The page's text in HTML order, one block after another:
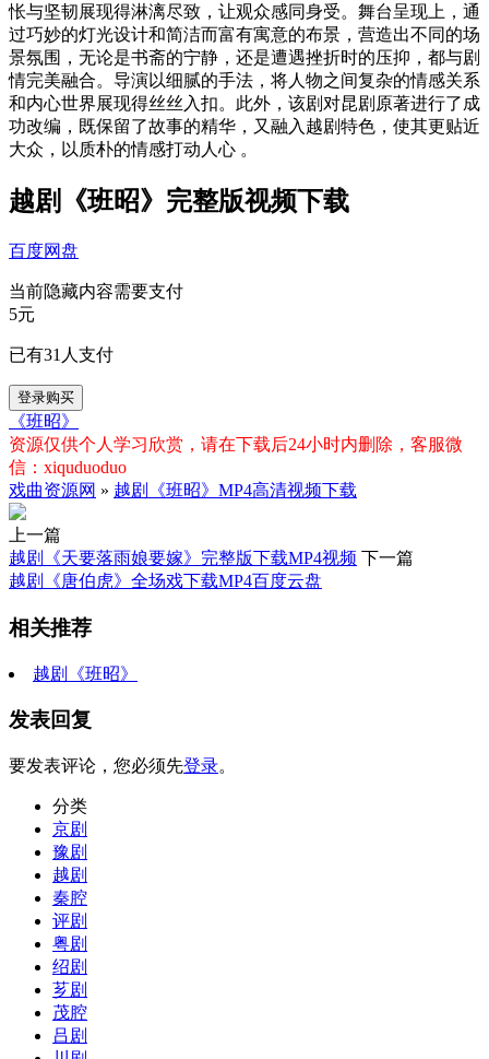
怅与坚韧展现得淋漓尽致，让观众感同身受。舞台呈现上，通
过巧妙的灯光设计和简洁而富有寓意的布景，营造出不同的场
景氛围，无论是书斋的宁静，还是遭遇挫折时的压抑，都与剧
情完美融合。导演以细腻的手法，将人物之间复杂的情感关系
和内心世界展现得丝丝入扣。此外，该剧对昆剧原著进行了成
功改编，既保留了故事的精华，又融入越剧特色，使其更贴近
大众，以质朴的情感打动人心 。
越剧《班昭》完整版视频下载
百度网盘
当前隐藏内容需要支付
5元
已有31 人支付
登录购买
《班昭》
资源仅供个人学习欣赏，请在下载后24小时内删除，客服微
信：xiquduoduo
戏曲资源网 » 越剧《班昭》MP4高清视频下载
上一篇
越剧《天要落雨娘要嫁》完整版下载MP4视频 下一篇
越剧《唐伯虎》全场戏下载MP4百度云盘
相关推荐
越剧《班昭》
发表回复
要发表评论，您必须先登录。
分类
京剧
豫剧
越剧
秦腔
评剧
粤剧
绍剧
芗剧
茂腔
吕剧